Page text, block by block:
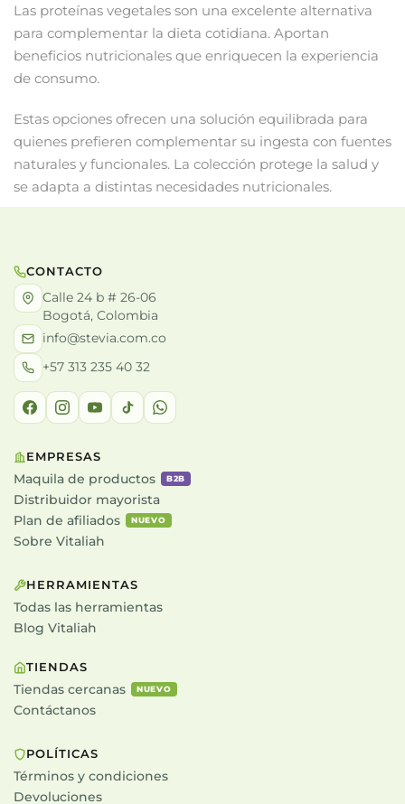
Las proteínas vegetales son una excelente alternativa
para complementar la dieta cotidiana. Aportan
beneficios nutricionales que enriquecen la experiencia
de consumo.
Estas opciones ofrecen una solución equilibrada para
quienes prefieren complementar su ingesta con fuentes
naturales y funcionales. La colección protege la salud y
se adapta a distintas necesidades nutricionales.
CONTACTO
Calle 24 b # 26-06
Bogotá, Colombia
info@stevia.com.co
+57 313 235 40 32
EMPRESAS
Maquila de productos
B2B
Distribuidor mayorista
Plan de afiliados
NUEVO
Sobre Vitaliah
HERRAMIENTAS
Todas las herramientas
Blog Vitaliah
TIENDAS
Tiendas cercanas
NUEVO
Contáctanos
POLÍTICAS
Términos y condiciones
Devoluciones